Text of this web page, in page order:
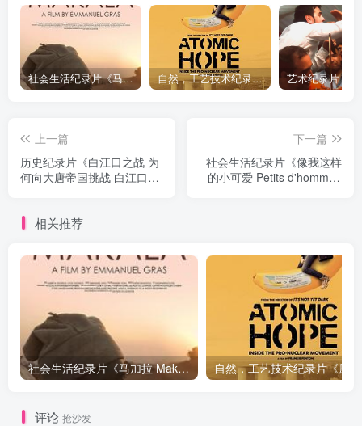
社会生活纪录片《马加拉 Makala》下载 自然，工艺技术纪录片《原子能的希望 Atomic Hope – Inside the Pro-Nuclear Movement》下载
上一篇
历史纪录片《白江口之战 为
何向大唐帝国挑战 白江口之
下一篇
社会生活纪录片《像我这样
的小可爱 Petits d'homme /
相关推荐
社会生活纪录片《马加拉 Makala》下载
评论 抢沙发